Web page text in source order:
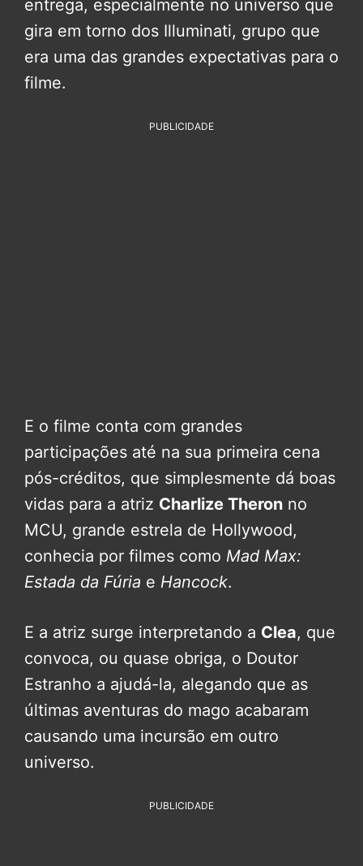
entrega, especialmente no universo que
gira em torno dos Illuminati, grupo que
era uma das grandes expectativas para o
filme.
PUBLICIDADE
E o filme conta com grandes
participações até na sua primeira cena
pós-créditos, que simplesmente dá boas
vidas para a atriz Charlize Theron no
MCU, grande estrela de Hollywood,
conhecia por filmes como Mad Max:
Estada da Fúria e Hancock.
E a atriz surge interpretando a Clea, que
convoca, ou quase obriga, o Doutor
Estranho a ajudá-la, alegando que as
últimas aventuras do mago acabaram
causando uma incursão em outro
universo.
PUBLICIDADE